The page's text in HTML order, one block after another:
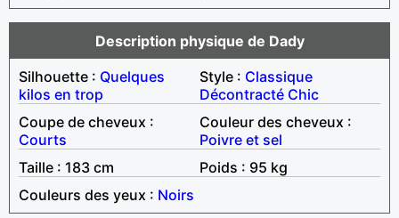
Description physique de Dady
Silhouette : Quelques
kilos en trop
Style : Classique
Décontracté Chic
Coupe de cheveux :
Courts
Couleur des cheveux :
Poivre et sel
Taille : 183 cm
Poids : 95 kg
Couleurs des yeux : Noirs